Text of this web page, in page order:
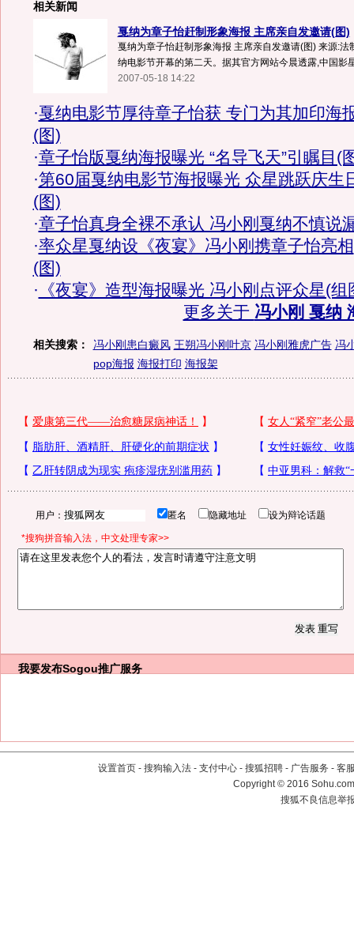
相关新闻
戛纳为章子怡赶制形象海报 主席亲自发邀请(图)
戛纳为章子怡赶制形象海报 主席亲自发邀请(图) 来源:法
纳电影节开幕的第二天。据其官方网站今晨透露,中国影
2007-05-18 14:22
·戛纳电影节厚待章子怡获 专门为其加印海
(图)
·章子怡版戛纳海报曝光 “名导飞天”引瞩目(
·第60届戛纳电影节海报曝光 众星跳跃庆生
(图)
·章子怡真身全裸不承认 冯小刚戛纳不慎说
·率众星戛纳设《夜宴》冯小刚携章子怡亮相
(图)
· 《夜宴》造型海报曝光 冯小刚点评众星(组
更多关于 冯小刚 戛纳
相关搜索： 冯小刚患白癜风 王朔冯小刚叶京 冯小刚雅虎广告 冯
pop海报 海报打印 海报架
用户： 匿名 隐藏地址 设为辩论话题
*搜狗拼音输入法，中文处理专家>>
我要发布Sogou推广服务
设置首页 - 搜狗输入法 - 支付中心 - 搜狐招聘 - 广告服务 - 客
Copyright©2016
搜狐不良信息举